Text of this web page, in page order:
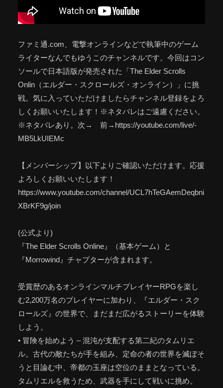
ファミ通.com、電撃オンラインなどで執筆中のゲーム
ライターなんでもゆうこのチャンネルです。今回はコン
ソールで日本語版が発売された「The Elder Scrolls
Onlin（エルダー・スクロールズ・オンライン）」に挑
戦。気に入っていただけましたらチャンネル登録をよろ
しくお願いいたします！※ネタバレはご遠慮ください。
※ネタバレあり。次→ 前→https://youtube.com/live/-
MB5LkUIEMc
【メンバーシップ】以下よりご確認いただけます。応援
よろしくお願いいたします！
https://www.youtube.com/channel/UCL7hTeGAemDeqbni
XBrKF9g/join
(公式より)
『The Elder Scrolls Online』（基本ゲーム）と
『Morrowind』チャプターが含まれます。
受賞歴のあるオンラインマルチプレイヤーRPGを楽し
む2,200万名のプレイヤーに加わり、『エルダー・スク
ロールズ』の世界で、まだまだ広がるストーリーを体験
しよう。
• 冒険を始めよう – 混沌が支配する第二紀のタムリエ
ル。古代の敵たちが手を組み、定命の者の世界を滅ぼそ
うと目論む中、帝都の玉座は空位のままとなっている。
タムリエルを救うため、武器を手にして戦いに挑め。